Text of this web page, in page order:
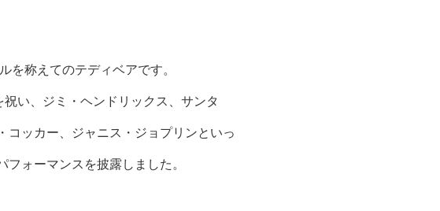
を称えてのテディベアです。
い、ジミ・ヘンドリックス、サンタ
コッカー、ジャニス・ジョプリンといっ
ォーマンスを披露しました。